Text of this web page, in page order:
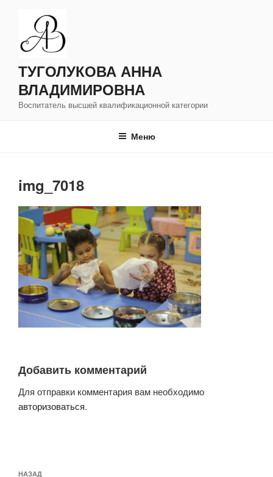
содержимому
ТУГОЛУКОВА АННА
ВЛАДИМИРОВНА
Воспитатель высшей квалификационной категории
Меню
img_7018
Добавить комментарий
Для отправки комментария вам необходимо
авторизоваться.
НАЗАД